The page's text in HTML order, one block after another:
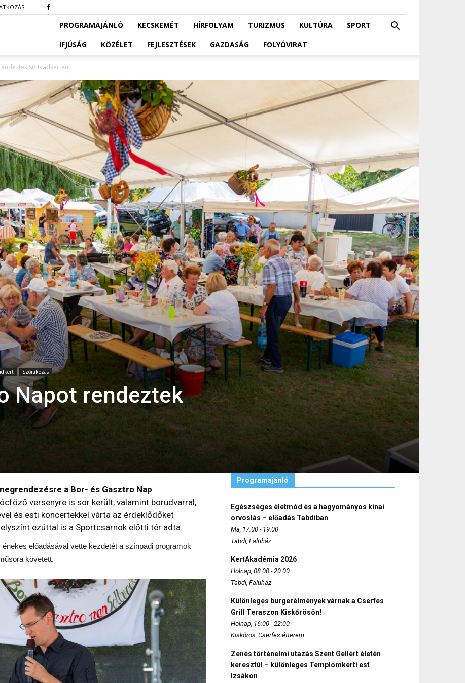
PROGRAMAJÁNLÓ KECSKEMÉT HÍRFOLYAM TURIZMUS KULTÚRA
SPORT
IFJÚSÁG
KÖZÉLET FEJLESZTÉSEK GAZDASÁG FOLYÓVIRAT
Soltvadkerten
Szórakozás
Napot rendeztek
a Bor- és Gasztro Nap
versenyre is sor került, valamint borudvarral,
és esti koncertekkel várta az érdeklődőket
ezúttal is a Sportcsarnok előtti tér adta.
énekes előadásával vette kezdetét a színpadi programok
követett.
Programajánló
Egészséges életmód és a hagyományos kínai
orvoslás – előadás Tabdiban
Ma, 17:00 - 19:00
Tabdi, Faluház
KertAkadémia 2026
Holnap, 08:00 - 20:00
Tabdi, Faluház
Különleges burgerélmények várnak a Cserfes
Grill Teraszon Kiskőrösön!
Holnap, 16:00 - 22:00
Kiskőrös, Cserfes étterem
Zenés történelmi utazás Szent Gellért életén
keresztül – különleges Templomkerti est
Izsákon